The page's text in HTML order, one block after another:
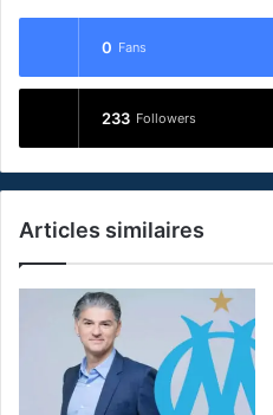
0 Fans
233 Followers
Articles similaires